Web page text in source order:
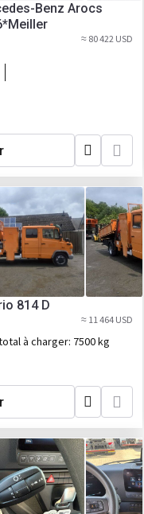
Benz Arocs
≈ 80 422 USD
814 D
≈ 11 464 USD
à charger: 7500 kg